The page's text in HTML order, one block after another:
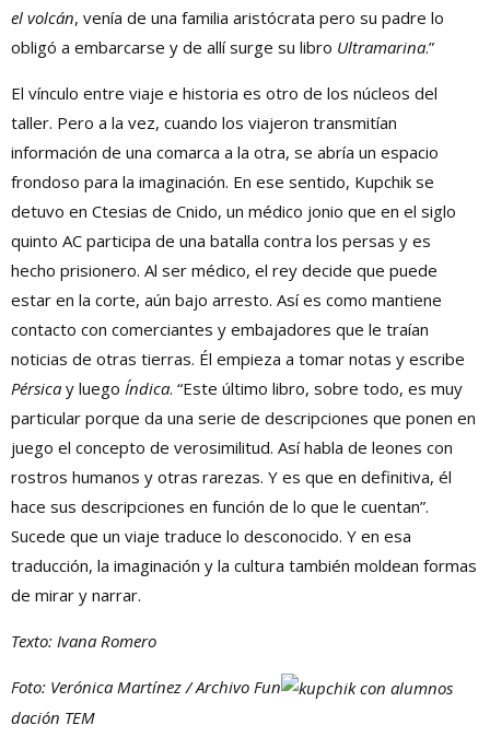
el volcán, venía de una familia aristócrata pero su padre lo
obligó a embarcarse y de allí surge su libro Ultramarina.”
El vínculo entre viaje e historia es otro de los núcleos del
taller. Pero a la vez, cuando los viajeron transmitían
información de una comarca a la otra, se abría un espacio
frondoso para la imaginación. En ese sentido, Kupchik se
detuvo en Ctesias de Cnido, un médico jonio que en el siglo
quinto AC participa de una batalla contra los persas y es
hecho prisionero. Al ser médico, el rey decide que puede
estar en la corte, aún bajo arresto. Así es como mantiene
contacto con comerciantes y embajadores que le traían
noticias de otras tierras. Él empieza a tomar notas y escribe
Pérsica y luego Índica. “Este último libro, sobre todo, es muy
particular porque da una serie de descripciones que ponen en
juego el concepto de verosimilitud. Así habla de leones con
rostros humanos y otras rarezas. Y es que en definitiva, él
hace sus descripciones en función de lo que le cuentan”.
Sucede que un viaje traduce lo desconocido. Y en esa
traducción, la imaginación y la cultura también moldean formas
de mirar y narrar.
Texto: Ivana Romero
Foto: Verónica Martínez / Archivo Fun
dación TEM